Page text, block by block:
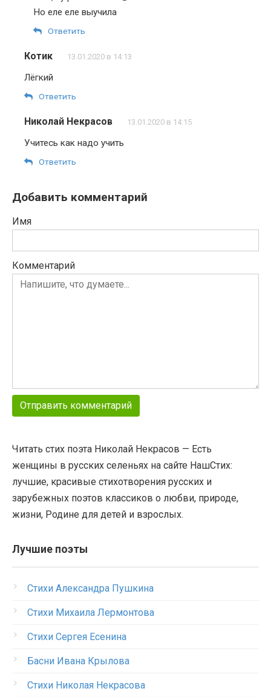
Но еле еле выучила
Ответить
Котик 13.01.2020 в 14:13
Лёгкий
Ответить
Николай Некрасов 13.01.2020 в 14:15
Учитесь как надо учить
Ответить
Добавить комментарий
Имя
Комментарий
Читать стих поэта Николай Некрасов — Есть
женщины в русских селеньях на сайте НашСтих:
лучшие, красивые стихотворения русских и
зарубежных поэтов классиков о любви, природе,
жизни, Родине для детей и взрослых.
Лучшие поэты
Стихи Александра Пушкина
Стихи Михаила Лермонтова
Стихи Сергея Есенина
Басни Ивана Крылова
Стихи Николая Некрасова